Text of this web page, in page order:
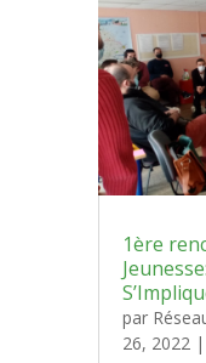
1ère
par
26, 2022|